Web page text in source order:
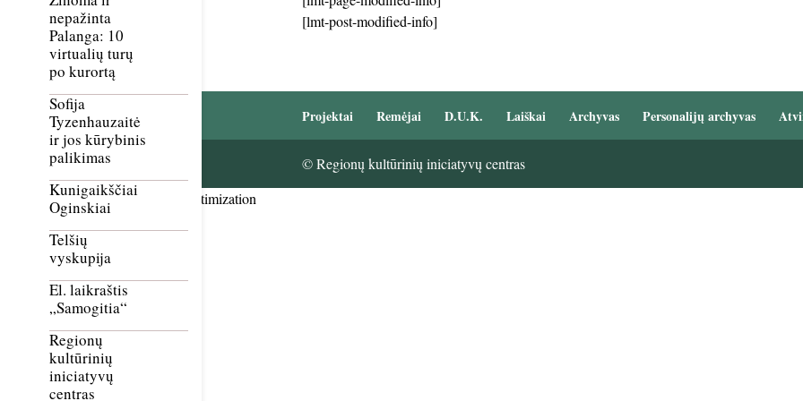
nepažinta
Palanga: 10
virtualių turų
po kurortą
Sofija
Tyzenhauzaitė
ir jos kūrybinis
palikimas
Kunigaikščiai
Oginskiai
Telšių
vyskupija
El. laikraštis
„Samogitia“
Regionų
kultūrinių
iniciatyvų
centras
[lmt-post-modified-info]
Projektai Remėjai D.U.K. Laiškai Archyvas Personalijų archyvas
© Regionų kultūrinių iniciatyvų centras
Smush Image Compression and Optimization